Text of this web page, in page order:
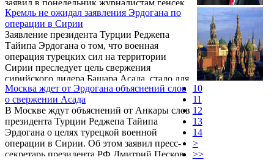
заявил в понедельник журналистам генсек
организации Николай Бордюжа.
Кремль не ожидал заявления Эрдогана по
операции в Сирии
Заявление президента Турции Реджепа
Тайипа Эрдогана о том, что военная
операция турецких сил на территории
Сирии преследует цель свержения
сирийского лидера Башара Асада, стало для
Кремля неожиданностью, сказал пресс-
секретарь президента России Дмитрий
Песков, передает русская служба BBC.
Москва ждет от Эрдогана объяснений слов
о свержении Асада
В Москве ждут объяснений от Анкары слов
президента Турции Реджепа Тайипа
Эрдогана о целях турецкой военной
операции в Сирии. Об этом заявил пресс-
секретарь президента РФ Дмитрий Песков,
10
11
12
13
14
>
>>